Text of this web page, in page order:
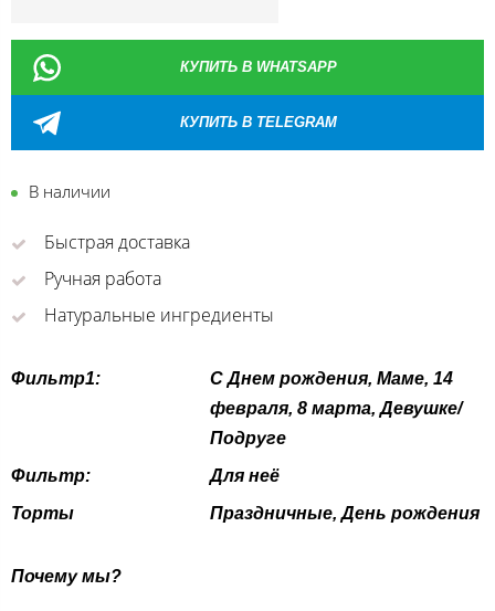
КУПИТЬ В WHATSAPP
КУПИТЬ В TELEGRAM
В наличии
Быстрая доставка
Ручная работа
Натуральные ингредиенты
Фильтр1:
С Днем рождения, Маме, 14
февраля, 8 марта, Девушке/
Подруге
Фильтр:
Для неё
Торты
Праздничные, День рождения
Почему мы?